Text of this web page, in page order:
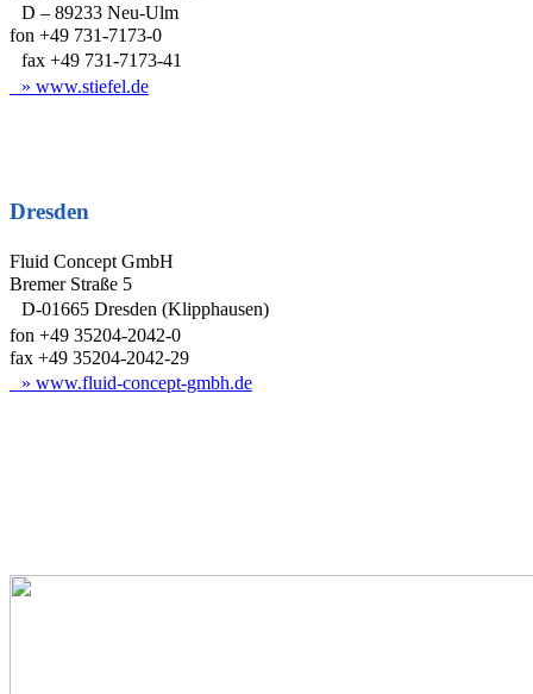
D – 89233 Neu-Ulm
fon +49 731-7173-0
fax +49 731-7173-41
» www.stiefel.de
Dresden
Fluid Concept GmbH
Bremer Straße 5
D-01665 Dresden (Klipphausen)
fon +49 35204-2042-0
fax +49 35204-2042-29
» www.fluid-concept-gmbh.de